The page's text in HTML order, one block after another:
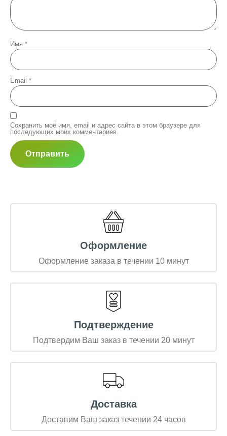
Имя *
Email *
Сохранить моё имя, email и адрес сайта в этом браузере для
последующих моих комментариев.
Оформление
Оформление заказа в течении 10 минут
Подтверждение
Подтвердим Ваш заказ в течении 20 минут
Доставка
Доставим Ваш заказ течении 24 часов